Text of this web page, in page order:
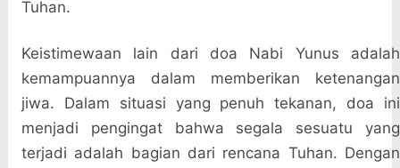
Tuhan.
Keistimewaan lain dari doa Nabi Yunus adalah
kemampuannya dalam memberikan ketenangan
jiwa. Dalam situasi yang penuh tekanan, doa ini
menjadi pengingat bahwa segala sesuatu yang
terjadi adalah bagian dari rencana Tuhan. Dengan